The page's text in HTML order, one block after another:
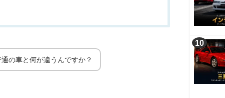
の車と何が違うんですか？